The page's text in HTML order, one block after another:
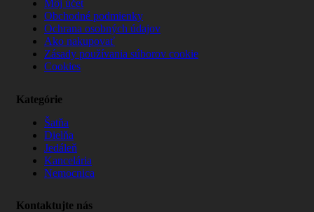
Môj účet
Obchodné podmienky
Ochrana osobných údajov
Ako nakupovať
Zásady používania súborov cookie
Cookies
Kategórie
Šatňa
Dielňa
Jedáleň
Kancelária
Nemocnica
Kontaktujte nás